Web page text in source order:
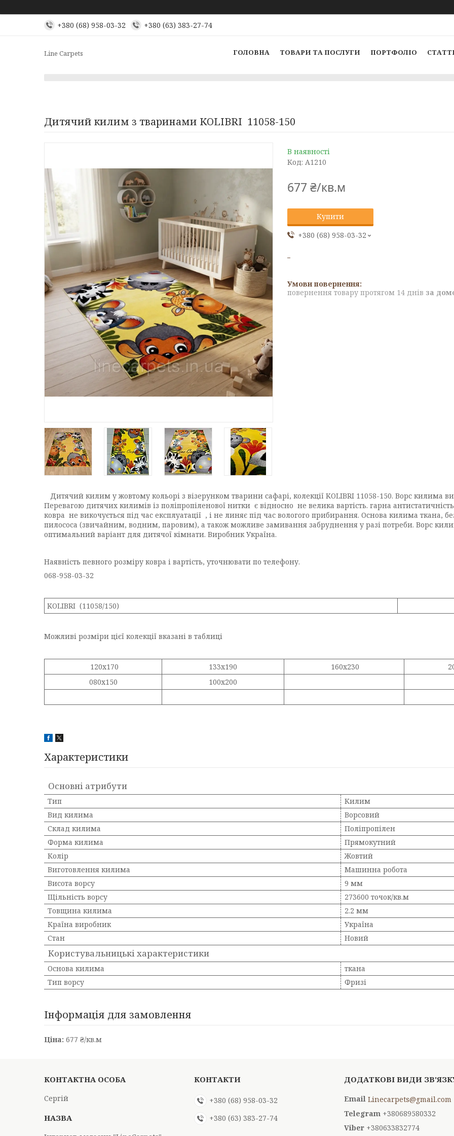
+380 (68) 958-03-32 +380 (63) 383-27-74
Line Carpets ГОЛОВНА ТОВАРИ ТА ПОСЛУГИ ПОРТФОЛІО
Дитячий килим з тваринами KOLIBRI 11058-150
В наявності
Код: A1210
677 ₴/кв.м
Купити
+380 (68) 958-03-32
повернення товару протягом 14 днів за
Дитячий килим у жовтому кольорі з візерунком тварини сафарі, колекції KOLIBRI 11058-150. Ворс килима
Перевагою дитячих килимів із поліпропіленової нитки є відносно не велика вартість. гарна
ковра не викочується під час експлуатації , і не линяє під час вологого прибирання. Основа килима ткана,
пилососа (звичайним, водним, паровим), а також можливе замивання забруднення у разі потреби. Ворс
оптимальний варіант для дитячої кімнати. Виробник Україна.
Наявність певного розміру ковра і вартість, уточнювати по телефону.
068-958-03-32
KOLIBRI (11058/150)
Можливі розміри цієї колекції вказані в таблиці
120x170 133x190 160x230
080х150
100х200
Характеристики
Основні атрибути
Тип
Килим
Вид килима
Ворсовий
Склад килима
Поліпропілен
Форма килима
Прямокутний
Колір
Жовтий
Виготовлення килима
Машинна робота
Висота ворсу
9 мм
Щільність ворсу
273600 точок/кв.м
Товщина килима
2.2 мм
Країна виробник
Україна
Стан
Новий
Користувальницькі характеристики
Основа килима
ткана
Тип ворсу
Фризі
Інформація для замовлення
Ціна: 677 ₴/кв.м
Сергій
+380 (68) 958-03-32
+380 (63) 383-27-74
Linecarpets@gmail.com
+380689580332
+380633832774